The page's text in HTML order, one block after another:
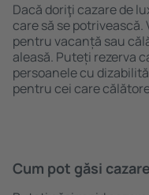
Dacă doriţi cazare de
care să se
pentru vacanță sau
aleasă. Puteți rezerva
persoanele cu
pentru cei care
Cum pot găsi